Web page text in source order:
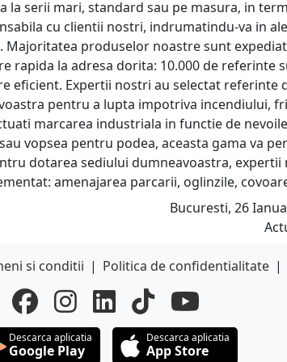
la serii mari, standard sau pe masura, in
cu clientii nostri, indrumatindu-va in
produselor noastre sunt
rapida la adresa dorita: 10.000 de referinte
eficient. Expertii nostri au selectat referinte
pentru a lupta impotriva incendiului,
marcarea industriala in functie de
vopsea pentru podea, aceasta gama va
dotarea sediului dumneavoastra, expertii
amenajarea parcarii, oglinzile,
Bucuresti, 26
si conditii | Politica de confidentialitate |
Descarca aplicatia
Google Play
Descarca aplicatia
App Store